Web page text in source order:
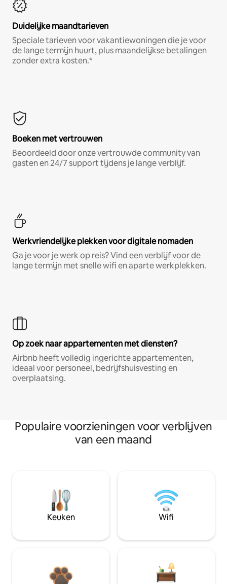
Duidelijke maandtarieven
Speciale tarieven voor vakantiewoningen die je voor
de lange termijn huurt, plus maandelijkse betalingen
zonder extra kosten.*
Boeken met vertrouwen
Beoordeeld door onze vertrouwde community van
gasten en 24/7 support tijdens je lange verblijf.
Werkvriendelijke plekken voor digitale nomaden
Ga je voor je werk op reis? Vind een verblijf voor de
lange termijn met snelle wifi en aparte werkplekken.
Op zoek naar appartementen met diensten?
Airbnb heeft volledig ingerichte appartementen,
ideaal voor personeel, bedrijfshuisvesting en
overplaatsing.
Populaire voorzieningen voor verblijven
van een maand
Keuken Wifi